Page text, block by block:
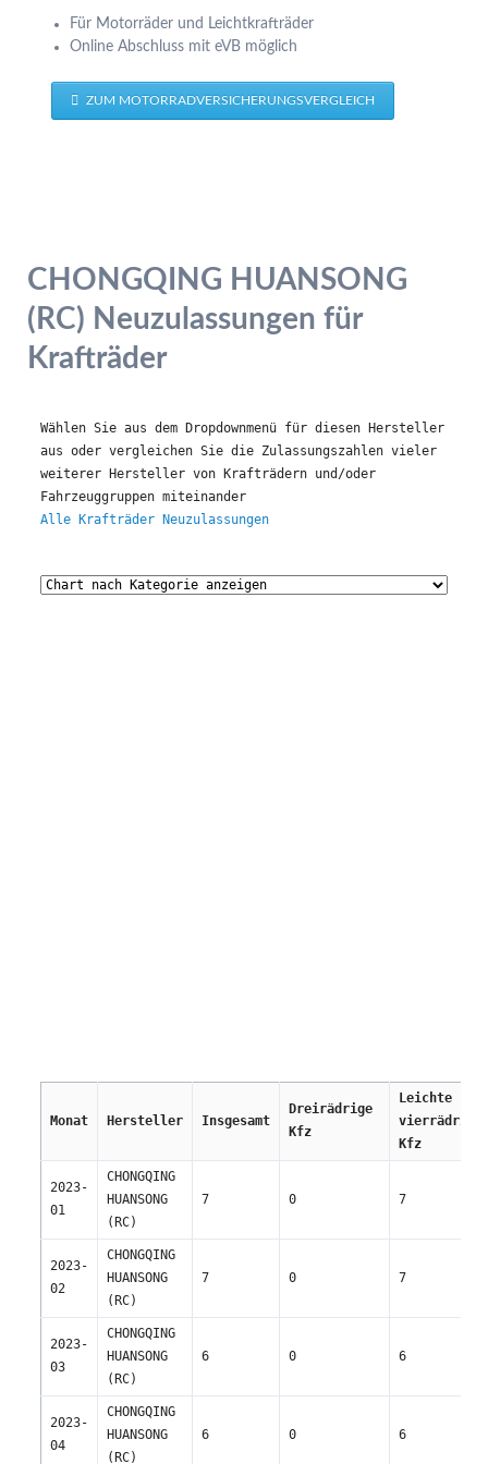
Für Motorräder und Leichtkrafträder
Online Abschluss mit eVB möglich
ZUM MOTORRADVERSICHERUNGSVERGLEICH
CHONGQING HUANSONG
(RC) Neuzulassungen für
Krafträder
Wählen Sie aus dem Dropdownmenü für diesen Hersteller
aus oder vergleichen Sie die Zulassungszahlen vieler
weiterer Hersteller von Krafträdern und/oder
Fahrzeuggruppen miteinander
Alle Krafträder Neuzulassungen
Monat Hersteller Insgesamt
Dreirädrige
Kfz
Leichte
vierrädrige
Kfz
2023-
01
CHONGQING
HUANSONG
(RC)
7 0 7
2023-
02
CHONGQING
HUANSONG
(RC)
7 0 7
2023-
03
CHONGQING
HUANSONG
(RC)
6 0 6
2023-
04
CHONGQING
HUANSONG
(RC)
6 0 6